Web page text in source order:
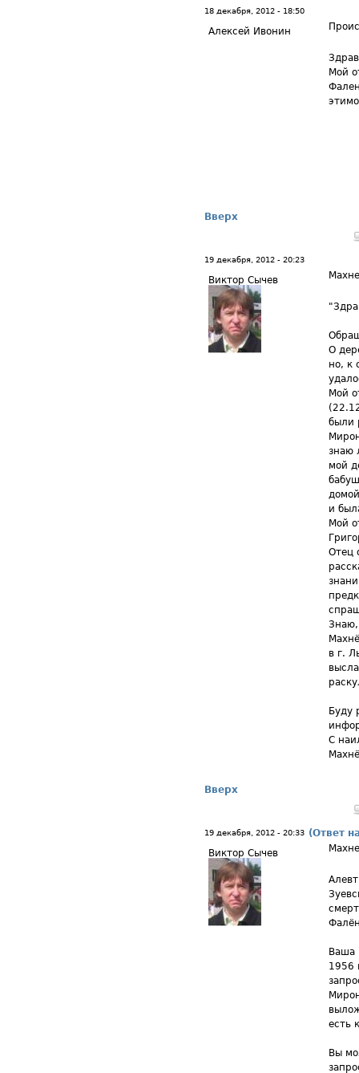
18 декабря, 2012 - 18:50
Алексей Ивонин
Мой
Вверх
19 декабря, 2012 - 20:23
Виктор Сычев
О
но, к
Мой
были
знаю
мой
и
Мой
Отец
Знаю,
в г.
Буду
С
Вверх
19 декабря, 2012 - 20:33 (Ответ
Виктор Сычев
Ваша
1956
есть
Вы